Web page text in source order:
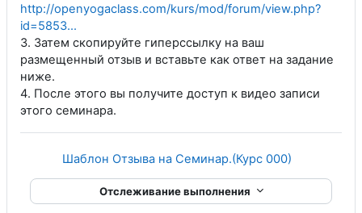
http://openyogaclass.com/kurs/mod/forum/view.php?
id=5853...
3. Затем скопируйте гиперссылку на ваш
размещенный отзыв и вставьте как ответ на задание
ниже.
4. После этого вы получите доступ к видео записи
этого семинара.
Шаблон Отзыва на Семинар.(Курс 000)
Отслеживание выполнения